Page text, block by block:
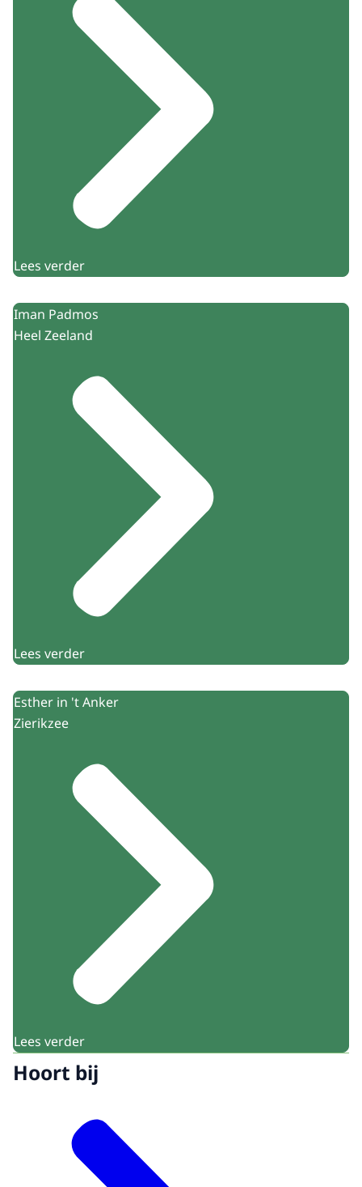
Lees verder
Iman Padmos
Heel Zeeland
Lees verder
Esther in 't Anker
Zierikzee
Lees verder
Hoort bij